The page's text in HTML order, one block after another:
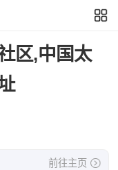
区,中国太
前往主页